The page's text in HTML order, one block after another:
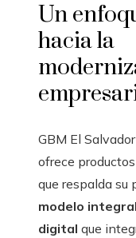
Un
hacia la
GBM El
ofrece
que respalda su
modelo
digital que